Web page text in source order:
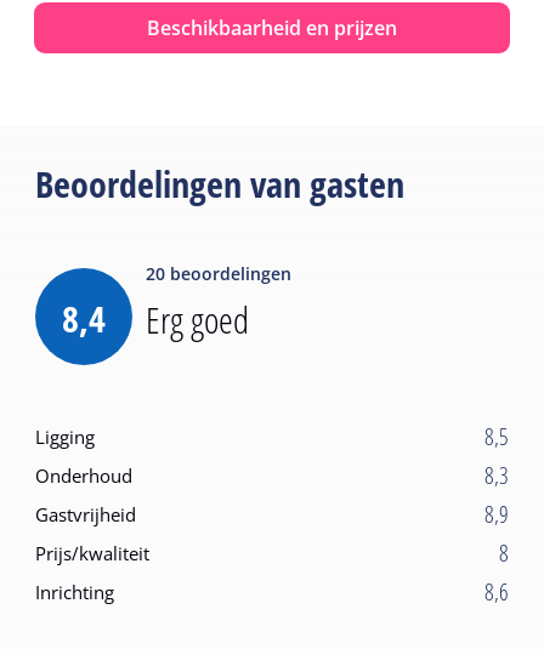
Beschikbaarheid en prijzen
Beoordelingen van gasten
8,4
20 beoordelingen
Erg goed
Ligging 8,5
Onderhoud 8,3
Gastvrijheid 8,9
Prijs/kwaliteit 8
Inrichting 8,6